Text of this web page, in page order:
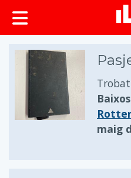
Baixos
maig